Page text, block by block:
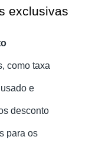
exclusivas
como taxa
e
desconto
para os